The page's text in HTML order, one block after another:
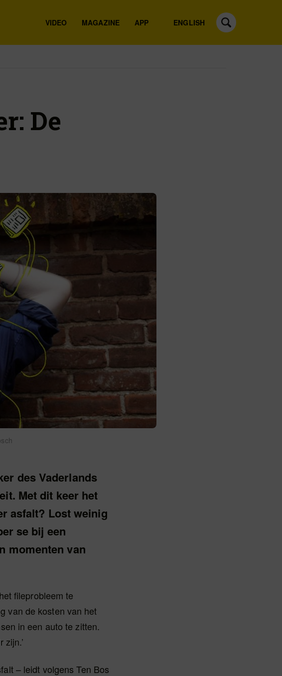
ENGLISH
VIDEO MAGAZINE APP
De
des Vaderlands
Met dit keer het
asfalt? Lost weinig
se bij een
momenten van
fileprobleem te
van de kosten van het
in een auto te zitten.
– leidt volgens Ten Bos